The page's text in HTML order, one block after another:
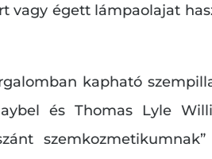
vagy égett lámpaolajat
kapható
és Thomas Lyle